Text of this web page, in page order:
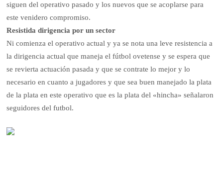
siguen del operativo pasado y los nuevos que se acoplarse para
este venidero compromiso.
Resistida dirigencia por un sector
Ni comienza el operativo actual y ya se nota una leve resistencia a
la dirigencia actual que maneja el fútbol ovetense y se espera que
se revierta actuación pasada y que se contrate lo mejor y lo
necesario en cuanto a jugadores y que sea buen manejado la plata
de la plata en este operativo que es la plata del «hincha» señalaron
seguidores del futbol.